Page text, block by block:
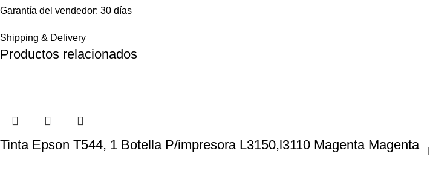
Garantía del vendedor: 30 días
Shipping & Delivery
Productos relacionados
Tinta Epson T544, 1 Botella P/impresora L3150,l3110 Magenta Magenta